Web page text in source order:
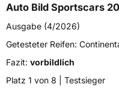
FahrzeugtypPKW
VerwendungSommerreifen
ModellnameSportContact
FahrzeugartPKW & SUV
Auto Bild Sportscars
Ausgabe (4/2026)
Getesteter Reifen:
Fazit: vorbildlich
Platz 1 von 8 | Testsieger